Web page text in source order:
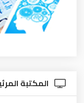
المكتبة